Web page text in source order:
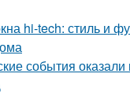
hi-tech: стиль и
события